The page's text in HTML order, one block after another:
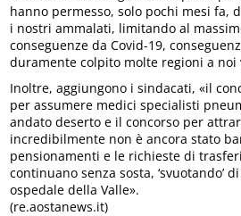
hanno permesso, solo pochi mesi fa,
i nostri ammalati, limitando al
conseguenze da Covid-19,
duramente colpito molte regioni a noi
Inoltre, aggiungono i sindacati, «il
per assumere medici specialisti
andato deserto e il concorso per
incredibilmente non è ancora stato
pensionamenti e le richieste di
continuano senza sosta, ‘svuotando’
ospedale della Valle».
(re.aostanews.it)